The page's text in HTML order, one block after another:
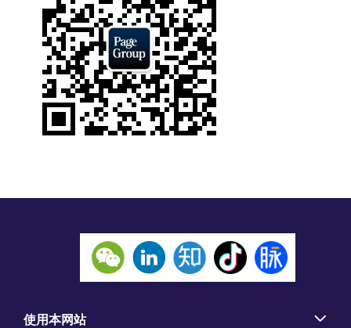
使用本网站